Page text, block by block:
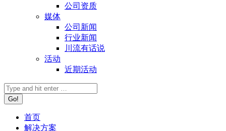
公司资质
媒体
公司新闻
行业新闻
川流有话说
活动
近期活动
首页
解决方案